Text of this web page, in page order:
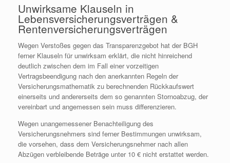
Unwirksame Klauseln in
Lebensversicherungsverträgen &
Rentenversicherungsverträgen
Wegen Verstoßes gegen das Transparenzgebot hat der BGH
ferner Klauseln für unwirksam erklärt, die nicht hinreichend
deutlich zwischen dem im Fall einer vorzeitigen
Vertragsbeendigung nach den anerkannten Regeln der
Versicherungsmathematik zu berechnenden Rückkaufswert
einerseits und andererseits dem so genannten Stornoabzug, der
vereinbart und angemessen sein muss differenzieren.
Wegen unangemessener Benachteiligung des
Versicherungsnehmers sind ferner Bestimmungen unwirksam,
die vorsehen, dass dem Versicherungsnehmer nach allen
Abzügen verbleibende Beträge unter 10 € nicht erstattet werden.